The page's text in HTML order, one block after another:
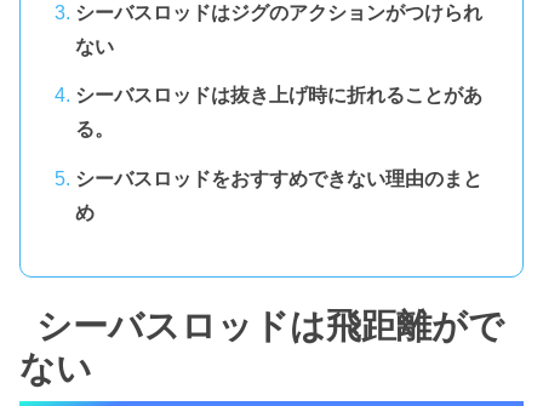
シーバスロッドはジグのアクションがつけられ
ない
シーバスロッドは抜き上げ時に折れることがあ
る。
シーバスロッドをおすすめできない理由のまと
め
シーバスロッドは飛距離がで
ない